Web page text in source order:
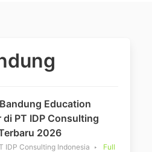
Education
PT IDP Consulting
2026
IDP Consulting Indonesia
Full